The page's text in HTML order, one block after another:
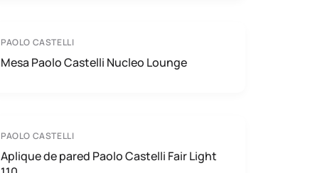
PAOLO CASTELLI
Mesa Paolo Castelli Nucleo Lounge
PAOLO CASTELLI
Aplique de pared Paolo Castelli Fair Light